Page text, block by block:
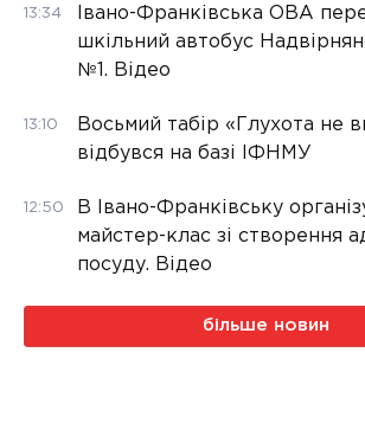
13:34
Івано-Франківська ОВА
шкільний автобус
№1. Відео
13:10
Восьмий табір «Глухота не
відбувся на базі ІФНМУ
12:50
В Івано-Франківську
майстер-клас зі створення
посуду. Відео
більше новин